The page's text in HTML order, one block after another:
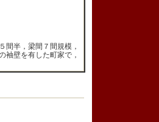
間半，梁間７間規模，
袖壁を有した町家で，